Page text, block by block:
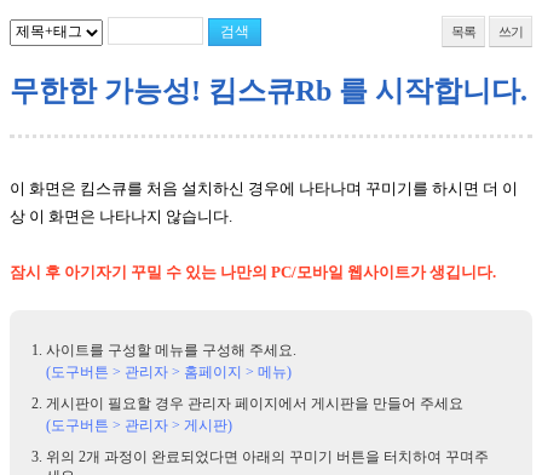
목록 쓰기
무한한 가능성! 킴스큐Rb 를 시작합니다.
이 화면은 킴스큐를 처음 설치하신 경우에 나타나며 꾸미기를 하시면 더 이
상 이 화면은 나타나지 않습니다.
잠시 후 아기자기 꾸밀 수 있는 나만의 PC/모바일 웹사이트가 생깁니다.
사이트를 구성할 메뉴를 구성해 주세요.
(도구버튼 > 관리자 > 홈페이지 > 메뉴)
게시판이 필요할 경우 관리자 페이지에서 게시판을 만들어 주세요
(도구버튼 > 관리자 > 게시판)
위의 2개 과정이 완료되었다면 아래의 꾸미기 버튼을 터치하여 꾸며주